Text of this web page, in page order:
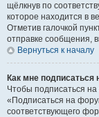
щёлкнув по
которое находится в
Отметив галочкой
отправке сообщения,
Вернуться к началу
Как мне
Чтобы подписаться
«Подписаться на
соответствующего